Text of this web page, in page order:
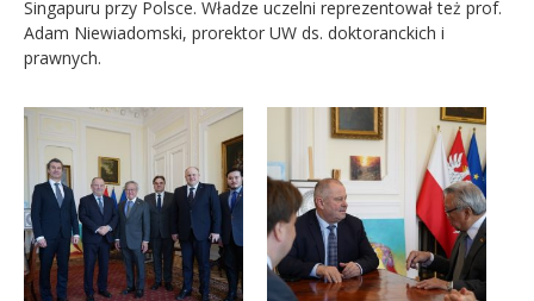
Singapuru przy Polsce. Władze uczelni reprezentował też prof.
Adam Niewiadomski, prorektor UW ds. doktoranckich i
prawnych.